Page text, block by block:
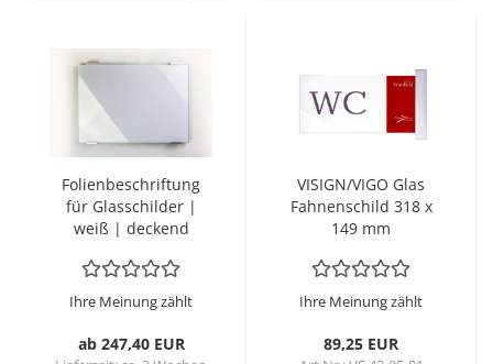
Fo­li­en­be­schrif­tung
für Glas­schil­der |
weiß | de­ckend
Ihre Meinung zählt
ab 247,40 EUR
VI­SIGN/VIGO Glas
Fah­nen­schild 318 x
149 mm
Ihre Meinung zählt
89,25 EUR